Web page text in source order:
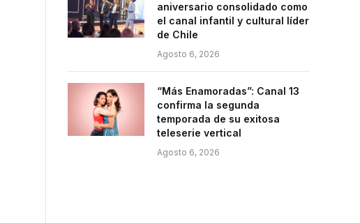
aniversario consolidado como
el canal infantil y cultural líder
de Chile
Agosto 6, 2026
“Más Enamoradas”: Canal 13
confirma la segunda
temporada de su exitosa
teleserie vertical
Agosto 6, 2026